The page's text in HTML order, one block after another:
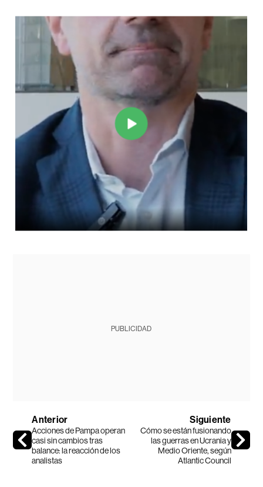
PUBLICIDAD
Anterior
Acciones de Pampa operan
casi sin cambios tras
balance: la reacción de los
analistas
Siguiente
Cómo se están fusionando
las guerras en Ucrania y
Medio Oriente, según
Atlantic Council